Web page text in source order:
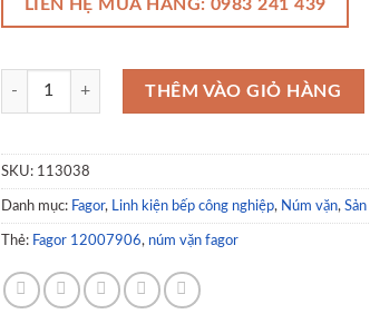
LIÊN HỆ MUA HÀNG: 0983 241 439
Núm vặn điều khiển bếp Fagor 12007906 số lượng
THÊM VÀO GIỎ HÀNG
SKU: 113038
Danh mục: Fagor, Linh kiện bếp công nghiệp, Núm vặn, Sản
Thẻ: Fagor 12007906, núm vặn fagor